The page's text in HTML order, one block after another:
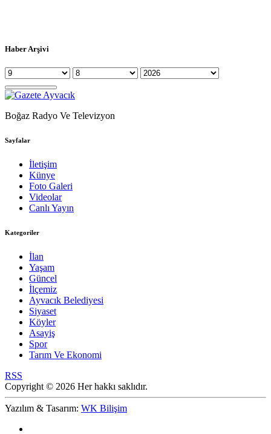
Haber Arşivi
Boğaz Radyo Ve Televizyon
Sayfalar
İletişim
Künye
Foto Galeri
Videolar
Canlı Yayın
Kategoriler
İlan
Yaşam
Güncel
İlçemiz
Ayvacık Belediyesi
Siyaset
Köyler
Asayiş
Spor
Tarım Ve Ekonomi
RSS
Copyright © 2026 Her hakkı saklıdır.
Yazılım & Tasarım: WK Bilişim